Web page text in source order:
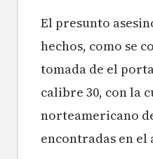
El presunto
hechos, como se
tomada de el
calibre 30, con la
norteamericano
encontradas en